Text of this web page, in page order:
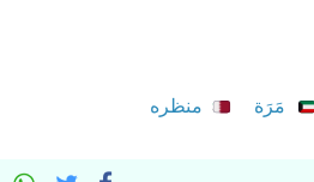
مَرَة منظره